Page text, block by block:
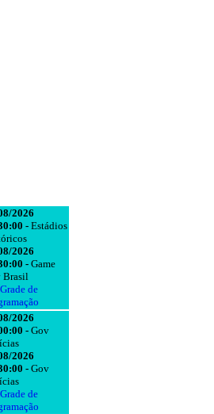
2026
-Estádios
2026
-Game
Brasil
de
2026
-Gov
2026
-Gov
de